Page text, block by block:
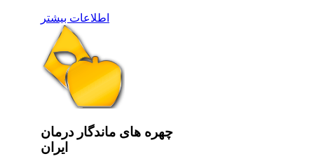
اطلاعات بیشتر
چهره های ماندگار درمان
ایران